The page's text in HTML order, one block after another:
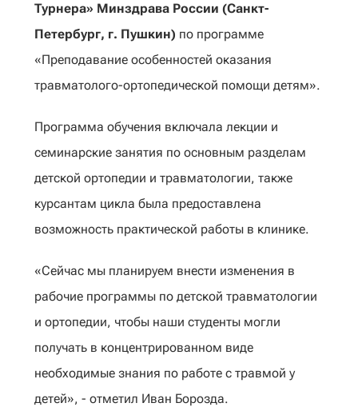
Турнера» Минздрава России (Санкт-
Петербург, г. Пушкин) по программе
«Преподавание особенностей оказания
травматолого-ортопедической помощи детям».
Программа обучения включала лекции и
семинарские занятия по основным разделам
детской ортопедии и травматологии, также
курсантам цикла была предоставлена
возможность практической работы в клинике.
«Сейчас мы планируем внести изменения в
рабочие программы по детской травматологии
и ортопедии, чтобы наши студенты могли
получать в концентрированном виде
необходимые знания по работе с травмой у
детей», - отметил Иван Борозда.